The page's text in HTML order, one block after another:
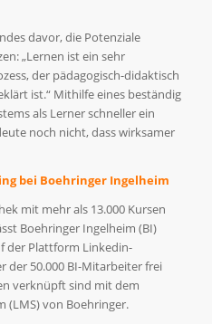
davor, die Potenziale
„Lernen ist ein sehr
der pädagogisch-didaktisch
ist.“ Mithilfe eines beständig
als Lerner schneller ein
noch nicht, dass wirksamer
bei Boehringer Ingelheim
mit mehr als 13.000 Kursen
Boehringer Ingelheim (BI)
der Plattform Linkedin-
der 50.000 BI-Mitarbeiter frei
verknüpft sind mit dem
(LMS) von Boehringer.